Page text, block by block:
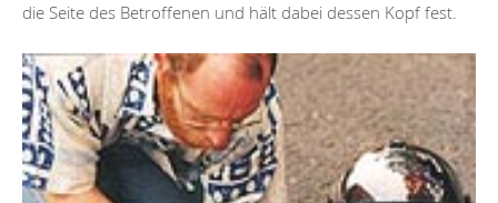
die Seite des Betroffenen und hält dabei dessen Kopf fest.